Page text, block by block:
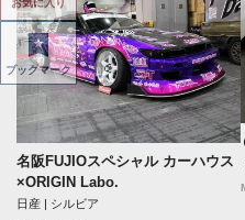
名阪FUJIOスペシャル カーハウス
×ORIGIN Labo.
日産 | シルビア
お気に入り
ブックマーク